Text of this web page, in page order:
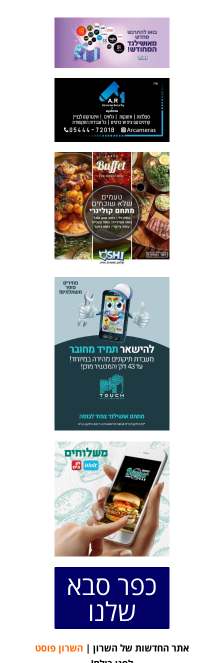
כפר סבא
שלנו
אתר החדשות של השרון | השרון פוסט